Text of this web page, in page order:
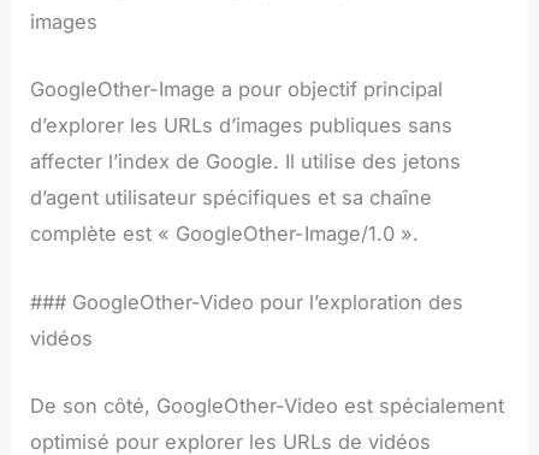
images
GoogleOther-Image a pour objectif principal
d’explorer les URLs d’images publiques sans
affecter l’index de Google. Il utilise des jetons
d’agent utilisateur spécifiques et sa chaîne
complète est « GoogleOther-Image/1.0 ».
### GoogleOther-Video pour l’exploration des
vidéos
De son côté, GoogleOther-Video est spécialement
optimisé pour explorer les URLs de vidéos